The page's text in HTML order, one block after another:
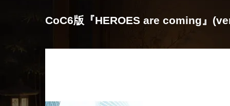
CoC6版『HEROES are coming』